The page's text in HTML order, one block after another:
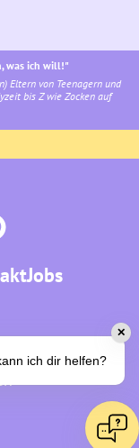
was ich will!"
Eltern von Teenagern und
bis Z wie Zocken auf
Jobs
✕
ich dir helfen?